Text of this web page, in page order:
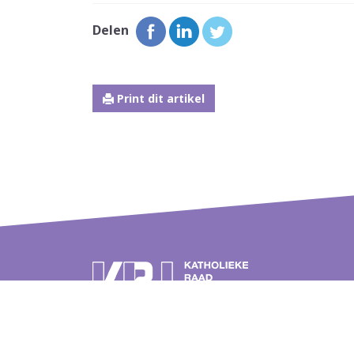
Delen
Print dit artikel